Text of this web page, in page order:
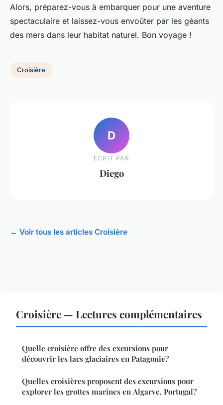
Alors, préparez-vous à embarquer pour une aventure
spectaculaire et laissez-vous envoûter par les géants
des mers dans leur habitat naturel. Bon voyage !
Croisière
D
ECRIT PAR
Diego
← Voir tous les articles Croisière
Croisière — Lectures complémentaires
Quelle croisière offre des excursions pour
découvrir les lacs glaciaires en Patagonie?
Quelles croisières proposent des excursions pour
explorer les grottes marines en Algarve, Portugal?